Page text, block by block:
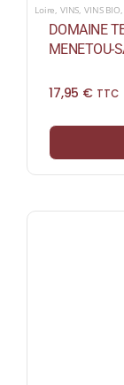
Loire, VINS,VINS BIO,
DOMAINE
MENETOU-
17,95 € TTC